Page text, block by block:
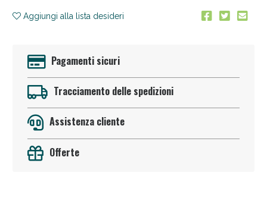
Aggiungi alla lista desideri
Pagamenti sicuri
Tracciamento delle spedizioni
Assistenza cliente
Offerte
Anticellulite e Fanghi: Sconto fino al 40% valido